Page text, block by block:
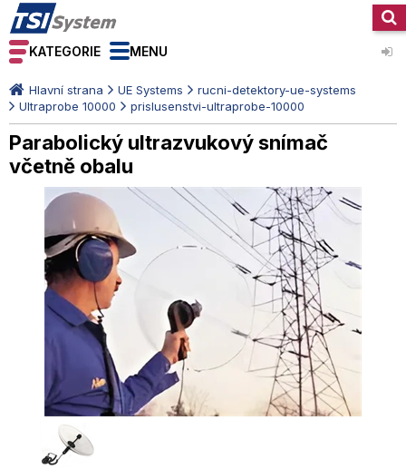
KATEGORIE MENU
Hlavní strana UE Systems
rucni-detektory-ue-systems
Ultraprobe 10000
prislusenstvi-ultraprobe-10000
Parabolický ultrazvukový snímač
včetně obalu